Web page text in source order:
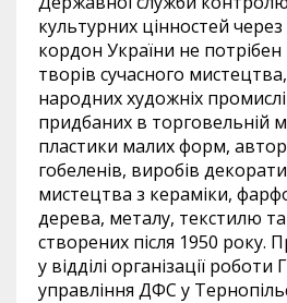
культурних цінностей
кордон України не потрібен
творів сучасного
народних художніх
придбаних в торговельній
пластики малих форм,
гобеленів, виробів
мистецтва з кераміки,
дерева, металу, текстилю та
створених після 1950 року.
у відділі організації
управління ДФС у